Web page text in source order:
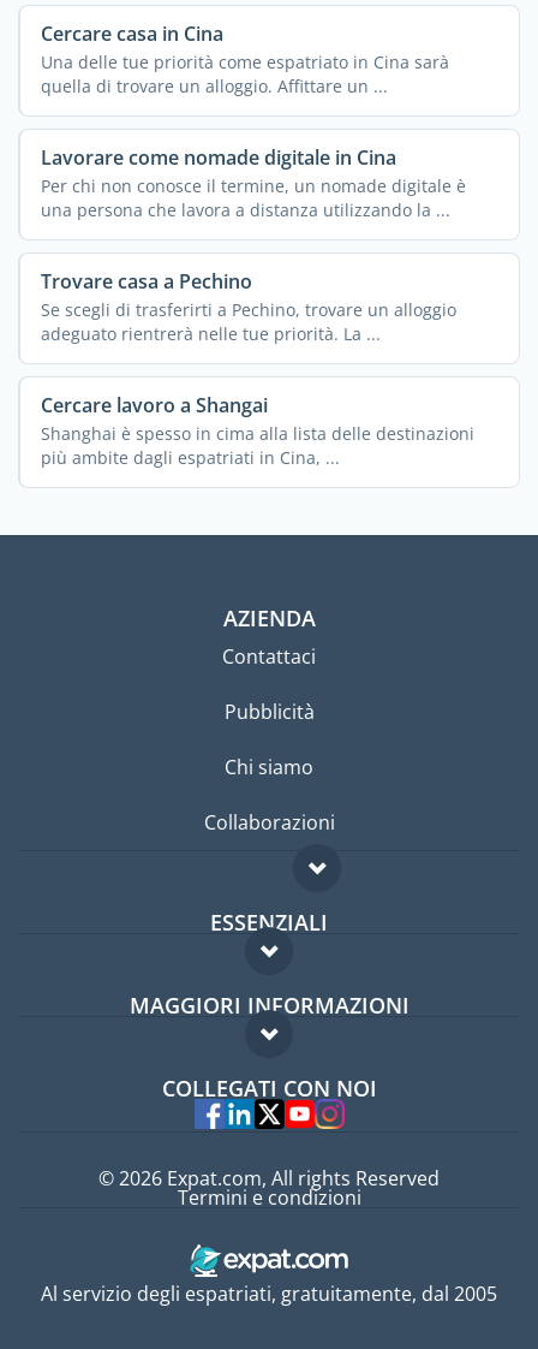
Cercare casa in Cina
Una delle tue priorità come espatriato in Cina sarà
quella di trovare un alloggio. Affittare un ...
Lavorare come nomade digitale in Cina
Per chi non conosce il termine, un nomade digitale è
una persona che lavora a distanza utilizzando la ...
Trovare casa a Pechino
Se scegli di trasferirti a Pechino, trovare un alloggio
adeguato rientrerà nelle tue priorità. La ...
Cercare lavoro a Shangai
Shanghai è spesso in cima alla lista delle destinazioni
più ambite dagli espatriati in Cina, ...
AZIENDA
Contattaci
Pubblicità
Chi siamo
Collaborazioni
ESSENZIALI
Forum per expat
Guida per expat
MAGGIORI INFORMAZIONI
Domande frequenti
Esperti
COLLEGATI CON NOI
Al servizio degli espatriati, gratuitamente, dal 2005
© 2026 Expat.com, All rights Reserved
Termini e condizioni